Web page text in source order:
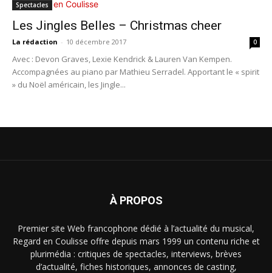
Spectacles
Les Jingles Belles – Christmas cheer
La rédaction - 10 décembre 2017 0
Avec : Devon Graves, Lexie Kendrick & Lauren Van Kempen.
Accompagnées au piano par Mathieu Serradel. Apportant le « spirit
» du Noël américain, les Jingle...
À PROPOS
Premier site Web francophone dédié à l’actualité du musical,
Regard en Coulisse offre depuis mars 1999 un contenu riche et
plurimédia : critiques de spectacles, interviews, brèves
d’actualité, fiches historiques, annonces de casting,